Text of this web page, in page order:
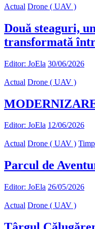
Actual Drone ( UAV )
Două steaguri,
transformată
Editor: JoEla 30/06/2026
Actual Drone ( UAV )
Editor: JoEla 12/06/2026
Actual Drone ( UAV )
Parcul de
Editor: JoEla 26/05/2026
Actual Drone ( UAV )